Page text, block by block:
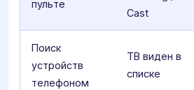
пульте
Cast
Поиск
устройств
телефоном
ТВ виден в
списке